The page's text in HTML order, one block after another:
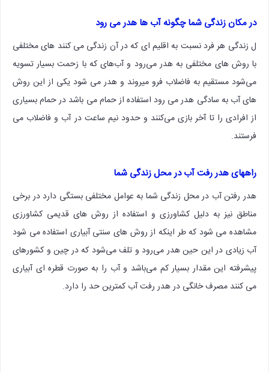
در مکان زندگی شما چگونه آب ها هدر می رود
ل زندگی هر فرد نسبت به اقلیم ای که در آن زندگی می کنند های مختلفی
با روش های مختلفی به هدر می‌رود و آب‌های که با زحمت بسیار تسویه
می‌شود مستقیم به فاضلاب فرو میروند و هدر می شود یکی از این روش
های آب به سادگی هدر می رود استفاده از حمام می باشد در حمام بسیاری
از افرادی را تا آخر بازی می‌کنند و حدود نیم ساعت در آب و فاضلاب می
فرستند.
راههای هدر رفت آب در محل زندگی شما
هدر رفتن آب در محل زندگی شما به عوامل مختلفی بستگی دارد در برخی
مناطق نیز به دلیل کشاورزی و استفاده از روش های قدیمی کشاورزی
مشاهده می شود که طر اینکه از روش های سنتی آبیاری استفاده می شود
آب زیادی در این حین هدر می‌رود و تلف می‌شود که در چین و کشورهای
پیشرفته این مقدار بسیار کم می‌باشد و آب را به صورت قطره ای آبیاری
می کنند مصرف خانگی در هدر رفت آب کمترین حد را دارد.